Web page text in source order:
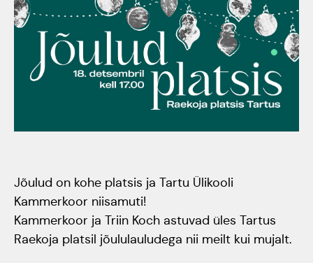
Popsid 50
Tartumaa Tantsupidu
„Juure Juures”
ERTALi
rahvatantsuansamblite
galakontsert
Kontakt
Jaansoo
Anne
Masing-
Eng
Jõulud on kohe platsis ja Tartu Ülikooli
Kammerkoor niisamuti!
Kammerkoor ja Triin Koch astuvad üles Tartus
Raekoja platsil jõululauludega nii meilt kui mujalt.